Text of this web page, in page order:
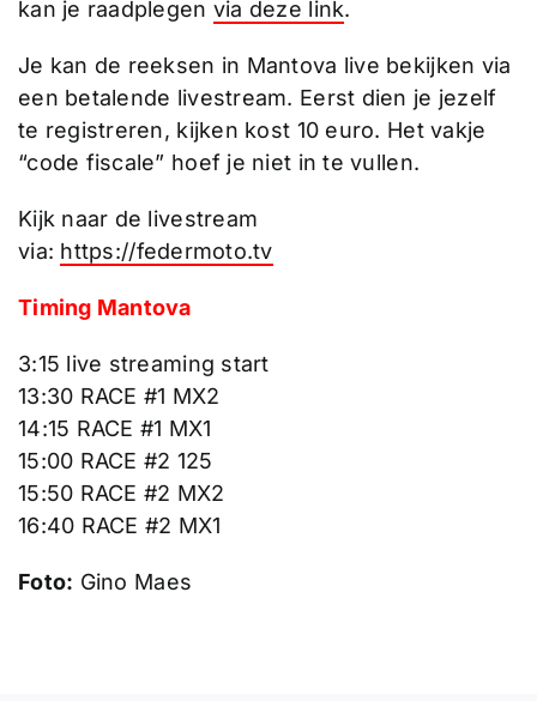
kan je raadplegen via deze link.
Je kan de reeksen in Mantova live bekijken via
een betalende livestream. Eerst dien je jezelf
te registreren, kijken kost 10 euro. Het vakje
“code fiscale” hoef je niet in te vullen.
Kijk naar de livestream
via: https://federmoto.tv
Timing Mantova
3:15 live streaming start
13:30 RACE #1 MX2
14:15 RACE #1 MX1
15:00 RACE #2 125
15:50 RACE #2 MX2
16:40 RACE #2 MX1
Foto: Gino Maes